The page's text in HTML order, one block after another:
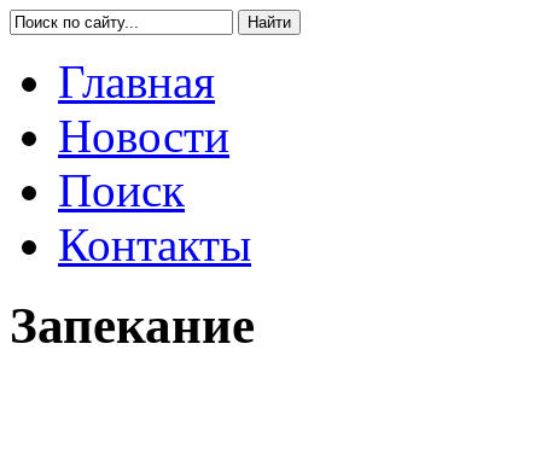
Главная
Новости
Поиск
Контакты
Запекание